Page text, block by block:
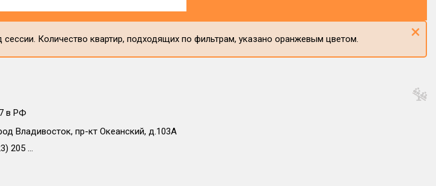
Количество квартир, подходящих по фильтрам, указано оранжевым цветом. ×
в РФ
Владивосток, пр-кт Океанский, д.103А
205 ...